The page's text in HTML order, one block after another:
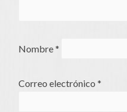
Nombre*
Correo electrónico*